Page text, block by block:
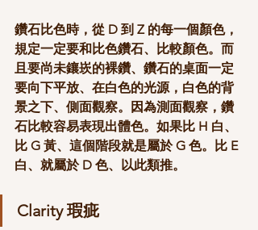
鑽石比色時，從 D 到 Z 的每一個顏色，
規定一定要和比色鑽石、比較顏色。而
且要尚未鑲崁的裸鑽、鑽石的桌面一定
要向下平放、在白色的光源，白色的背
景之下、側面觀察。因為測面觀察，鑽
石比較容易表現出體色。如果比 H 白、
比 G 黃、這個階段就是屬於 G 色。比 E
白、就屬於 D 色、以此類推。
Clarity 瑕疵